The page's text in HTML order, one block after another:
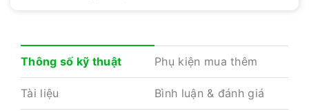
Thông số kỹ thuật Phụ kiện mua thêm
Tài liệu Bình luận & đánh giá